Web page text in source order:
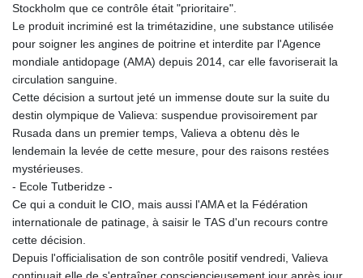
Stockholm que ce contrôle était "prioritaire".
Le produit incriminé est la trimétazidine, une substance utilisée
pour soigner les angines de poitrine et interdite par l'Agence
mondiale antidopage (AMA) depuis 2014, car elle favoriserait la
circulation sanguine.
Cette décision a surtout jeté un immense doute sur la suite du
destin olympique de Valieva: suspendue provisoirement par
Rusada dans un premier temps, Valieva a obtenu dès le
lendemain la levée de cette mesure, pour des raisons restées
mystérieuses.
- Ecole Tutberidze -
Ce qui a conduit le CIO, mais aussi l'AMA et la Fédération
internationale de patinage, à saisir le TAS d'un recours contre
cette décision.
Depuis l'officialisation de son contrôle positif vendredi, Valieva